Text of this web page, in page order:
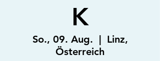
K
So., 09. Aug.
  |
Linz,
Österreich